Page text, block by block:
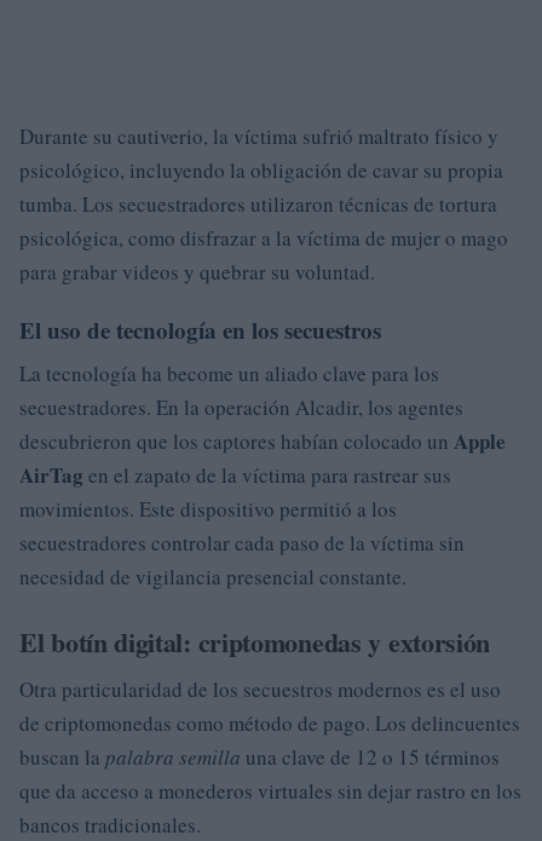
Durante su cautiverio, la víctima sufrió maltrato físico y
psicológico, incluyendo la obligación de cavar su propia
tumba. Los secuestradores utilizaron técnicas de tortura
psicológica, como disfrazar a la víctima de mujer o mago
para grabar videos y quebrar su voluntad.
El uso de tecnología en los secuestros
La tecnología ha become un aliado clave para los
secuestradores. En la operación Alcadir, los agentes
descubrieron que los captores habían colocado un Apple
AirTag en el zapato de la víctima para rastrear sus
movimientos. Este dispositivo permitió a los
secuestradores controlar cada paso de la víctima sin
necesidad de vigilancia presencial constante.
El botín digital: criptomonedas y extorsión
Otra particularidad de los secuestros modernos es el uso
de criptomonedas como método de pago. Los delincuentes
buscan la palabra semilla una clave de 12 o 15 términos
que da acceso a monederos virtuales sin dejar rastro en los
bancos tradicionales.